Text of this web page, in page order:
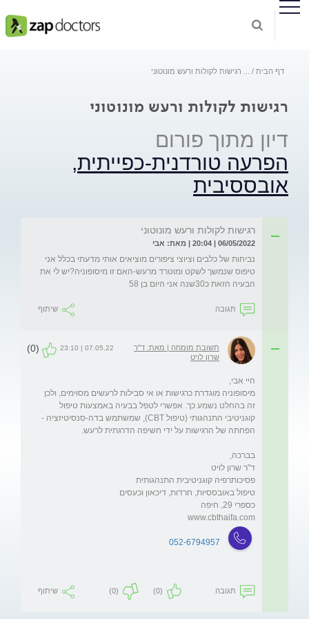
דף הבית רגישות לקולות ורעש מונוטוני
רגישות לקולות ורעש מונוטוני
דיון מתוך פורום
הפרעה טורדנית-כפייתית,
אובססיבית
רגישות לקולות ורעש מונוטוני
06/05/2022 | 20:04 | מאת: אבי
נביחות של כלבים וציוצי ציפורים מוציאים אותי מדעתי בכלל אני
טיפוס שנמשך לשקט ומוטרד מרעש-האם זו מיסופוניה?יש לי את
הבעיה הזאת כ30שנה אני היום בן 58
תגובה שיתוף
תשובת מומחה | מאת: ד"ר
שרון לויט
07.05.22 | 23:10
(0)
מיסופוניה מוגדרת כרגישות או אי סבילות לרעשים מסוימים, ולכן
זה בהחלט נשמע כך. אפשרי לטפל בבעיה באמצעות טיפול
קוגניטיבי התנהגותי (טיפול CBT), שמשתמש בדה-סנסיטיזציה -
www.cbthaifa.com
052-6794957
תגובה (0)
(0) שיתוף